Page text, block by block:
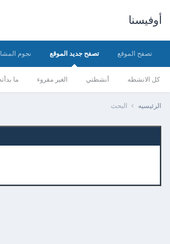
أوفيسنا
تصفح الموقع تصفح جديد الموقع
كل الانشطه أنشطتي الغير مقروء ما
نجوم
الرئيسيه البحث